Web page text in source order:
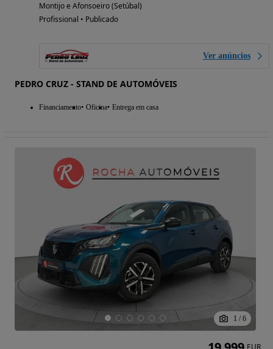
Montijo e Afonsoeiro (Setúbal)
Profissional • Publicado
Ver anúncios
PEDRO CRUZ - STAND DE AUTOMÓVEIS
Financiamento Oficina Entrega em casa
1 / 6
EUR